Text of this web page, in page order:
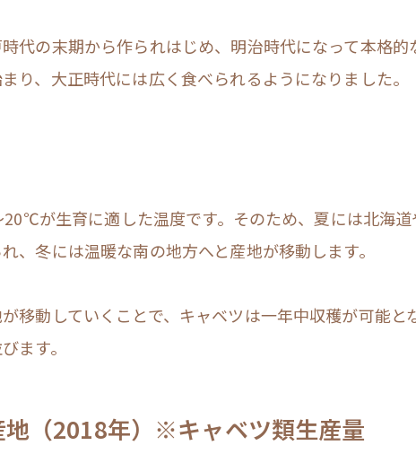
代の末期から作られはじめ、明治時代になって本格的
り、大正時代には広く食べられるようになりました。
20℃が生育に適した温度です。そのため、夏には北海道
、冬には温暖な南の地方へと産地が移動します。
移動していくことで、キャベツは一年中収穫が可能とな
ます。
（2018年） ※キャベツ類生産量